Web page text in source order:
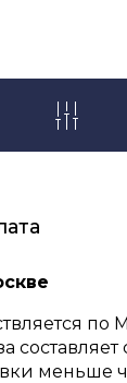
по
меньше